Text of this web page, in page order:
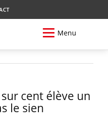
Menu
cent élève un
le sien